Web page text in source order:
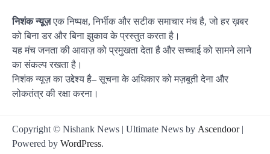
निशंक न्यूज़एक निष्पक्ष, निर्भीक और सटीक समाचार मंच है, जो हर ख़बर
को बिना डर और बिना झुकाव के प्रस्तुत करता है।
यह मंच जनता की आवाज़ को प्रमुखता देता है और सच्चाई को सामने लाने
का संकल्प रखता है।
निशंक न्यूज़ का उद्देश्य है– सूचना के अधिकार को मज़बूती देना और
लोकतंत्र की रक्षा करना।
Copyright © Nishank News | Ultimate News by Ascendoor|
Powered by WordPress.